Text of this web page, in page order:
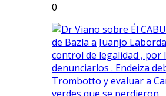
0